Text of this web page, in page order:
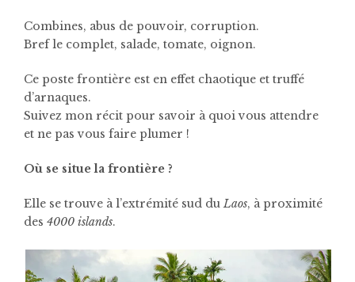
Combines, abus de pouvoir, corruption.
Bref le complet, salade, tomate, oignon.
Ce poste frontière est en effet chaotique et truffé
d’arnaques.
Suivez mon récit pour savoir à quoi vous attendre
et ne pas vous faire plumer !
Où se situe la frontière ?
Elle se trouve à l’extrémité sud duLaos, à proximité
des 4000 islands.